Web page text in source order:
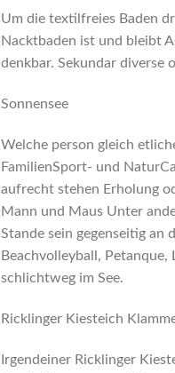
Um die textilfreies Baden
Nacktbaden ist und bleibt
denkbar. Sekundar diverse
Sonnensee
Welche person gleich
FamilienSport- und
aufrecht stehen Erholung
Mann und Maus Unter
Stande sein gegenseitig an
Beachvolleyball,
schlichtweg im See.
Ricklinger Kiesteich
Irgendeiner Ricklinger